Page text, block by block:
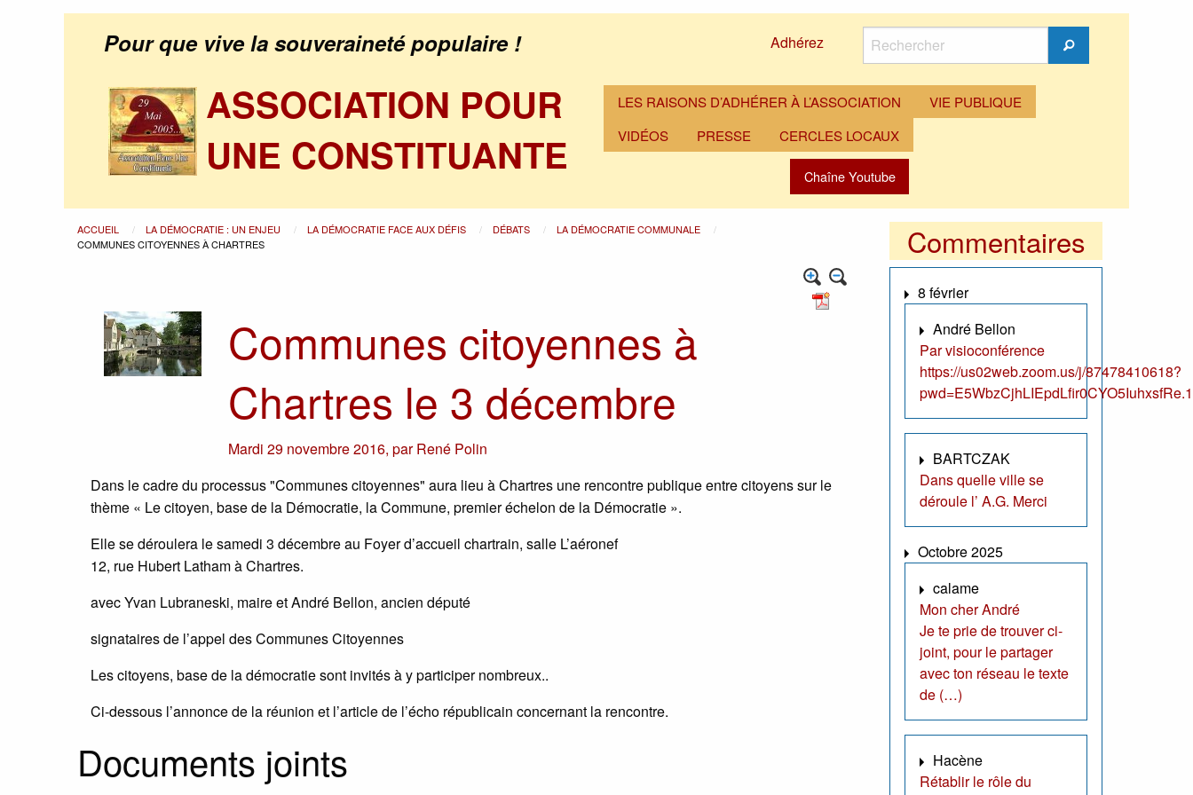
Pour que vive la souveraineté populaire ! Adhérez
Rechercher
Rechercher
ASSOCIATION POUR
UNE CONSTITUANTE
LES RAISONS D’ADHÉRER À L’ASSOCIATION
VIE PUBLIQUE
VIDÉOS
PRESSE CERCLES LOCAUX
Chaîne Youtube
ACCUEIL LA DÉMOCRATIE : UN ENJEU LA DÉMOCRATIE FACE AUX DÉFIS DÉBATS
LA DÉMOCRATIE COMMUNALE
COMMUNES CITOYENNES À CHARTRES
Communes citoyennes à
Chartres le 3 décembre
Mardi 29 novembre 2016,parRené Polin
Dans le cadre du processus "Communes citoyennes" aura lieu à Chartres une rencontre publique entre citoyens sur le
thème « Le citoyen, base de la Démocratie, la Commune, premier échelon de la Démocratie ».
Elle se déroulera le samedi 3 décembre au Foyer d’accueil chartrain, salle L’aéronef
12, rue Hubert Latham à Chartres.
avec Yvan Lubraneski, maire et André Bellon, ancien député
signataires de l’appel des Communes Citoyennes
Les citoyens, base de la démocratie sont invités à y participer nombreux..
Ci-dessous l’annonce de la réunion et l’article de l’écho républicain concernant la rencontre.
Documents joints
Commentaires
8 février
André Bellon
Par visioconférence
https://us02web.zoom.us/j/87478410618?
BARTCZAK
Dans quelle ville se
déroule l’ A.G. Merci
Octobre 2025
calame
Mon cher André
Je te prie de trouver ci-
joint, pour le partager
avec ton réseau le texte
de (…)
Hacène
Rétablir le rôle du